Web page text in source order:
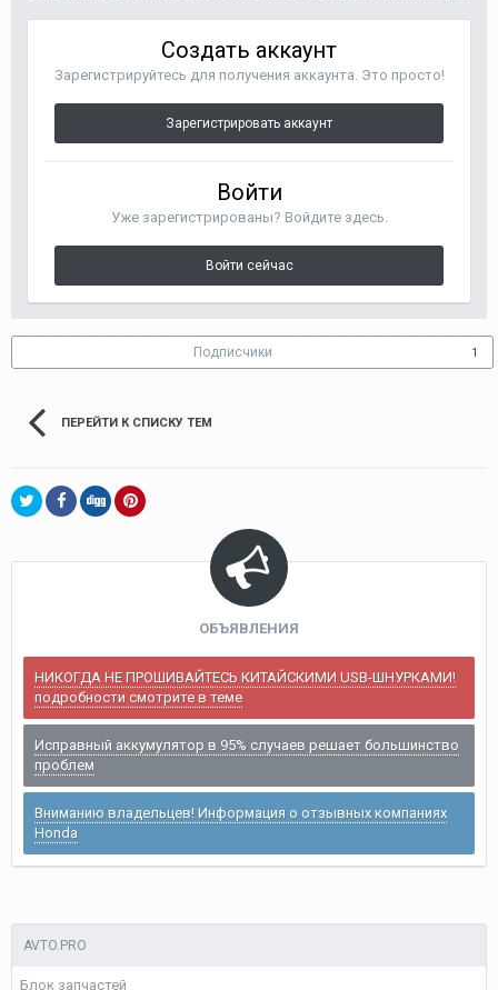
Создать аккаунт
Зарегистрируйтесь для получения аккаунта. Это просто!
Зарегистрировать аккаунт
Войти
Уже зарегистрированы? Войдите здесь.
Войти сейчас
Подписчики 1
ПЕРЕЙТИ К СПИСКУ ТЕМ
ОБЪЯВЛЕНИЯ
НИКОГДА НЕ ПРОШИВАЙТЕСЬ КИТАЙСКИМИ USB-ШНУРКАМИ!
подробности смотрите в теме
Исправный аккумулятор в 95% случаев решает большинство
проблем
Вниманию владельцев! Информация о отзывных компаниях
Honda
AVTO.PRO
Блок запчастей